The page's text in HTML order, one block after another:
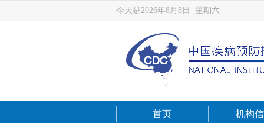
今天是2026年8月8日 星期六
首页 机构